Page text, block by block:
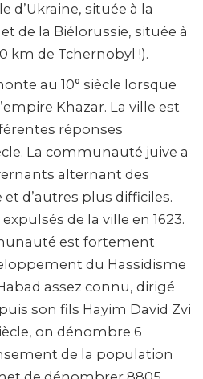
d’Ukraine, située à la
de la Biélorussie, située à
km de Tchernobyl !).
au 10° siècle lorsque
Khazar. La ville est
réponses
La communauté juive a
alternant des
d’autres plus difficiles.
de la ville en 1623.
est fortement
du Hassidisme
assez connu, dirigé
son fils Hayim David Zvi
on dénombre 6
de la population